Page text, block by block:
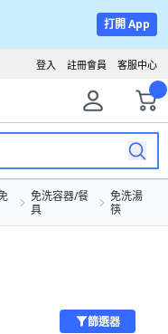
打開 App
客服中心
註冊會員
登入
免洗容器/餐
具
免洗湯
筷
篩選器